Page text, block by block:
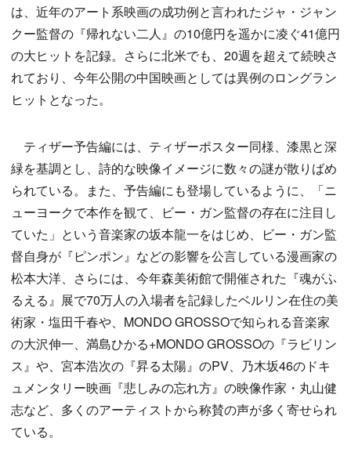
は、近年のアート系映画の成功例と言われたジャ・ジャン
クー監督の『帰れない二人』の10億円を遥かに凌ぐ41億円
の大ヒットを記録。さらに北米でも、20週を超えて続映さ
れており、今年公開の中国映画としては異例のロングラン
ヒットとなった。
ティザー予告編には、ティザーポスター同様、漆黒と深
緑を基調とし、詩的な映像イメージに数々の謎が散りばめ
られている。また、予告編にも登場しているように、「ニ
ューヨークで本作を観て、ビー・ガン監督の存在に注目し
ていた」という音楽家の坂本龍一をはじめ、ビー・ガン監
督自身が『ピンポン』などの影響を公言している漫画家の
松本大洋、さらには、今年森美術館で開催された『魂がふ
るえる』展で70万人の入場者を記録したベルリン在住の美
術家・塩田千春や、MONDO GROSSOで知られる音楽家
の大沢伸一、満島ひかる+MONDO GROSSOの『ラビリン
ス』や、宮本浩次の『昇る太陽』のPV、乃木坂46のドキ
ュメンタリー映画『悲しみの忘れ方』の映像作家・丸山健
志など、多くのアーティストから称賛の声が多く寄せられ
ている。